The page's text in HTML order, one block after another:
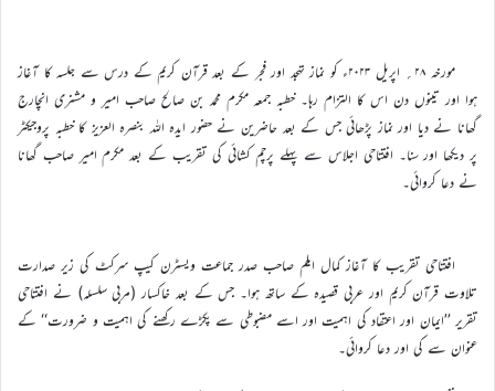
مورخہ ۲۸؍ اپریل ۲۰۲۳ء کو نماز تہجد اور فجر کے بعد قرآن کریم کے درس سے جلسہ کا آغاز
ہوا اور تینوں دن اس کا التزام رہا۔ خطبہ جمعہ مکرم محمد بن صالح صاحب امیر و مشنری انچارج
گھانا نے دیا اور نماز پڑھائی جس کے بعد حاضرین نے حضور ایدہ اللہ بنصرہ العزیز کا خطبہ پروجیکٹر
پر دیکھا اور سنا۔ افتتاحی اجلاس سے پہلے پرچم کشائی کی تقریب کے بعد مکرم امیر صاحب گھانا
نے دعا کروائی۔
افتتاحی تقریب کا آغاز کمال ایلم صاحب صدر جماعت ویسٹرن کیپ سرکٹ کی زیر صدارت
تلاوت قرآن کریم اور عربی قصیدہ کے ساتھ ہوا۔ جس کے بعد خاکسار (مربی سلسلہ) نے افتتاحی
تقریر ’’ایمان اور اعتقاد کی اہمیت اور اسے مضبوطی سے پکڑے رکھنے کی اہمیت و ضرورت‘‘ کے
عنوان سے کی اور دعا کروائی۔